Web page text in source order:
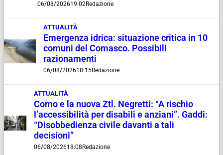
06/08/202619:02Redazione
ATTUALITÀ
Emergenza idrica: situazione critica in 10
comuni del Comasco. Possibili
razionamenti
06/08/202618:15Redazione
ATTUALITÀ
Como e la nuova Ztl. Negretti: “A rischio
l’accessibilità per disabili e anziani”. Gaddi:
“Disobbedienza civile davanti a tali
decisioni”
06/08/202618:08 Redazione